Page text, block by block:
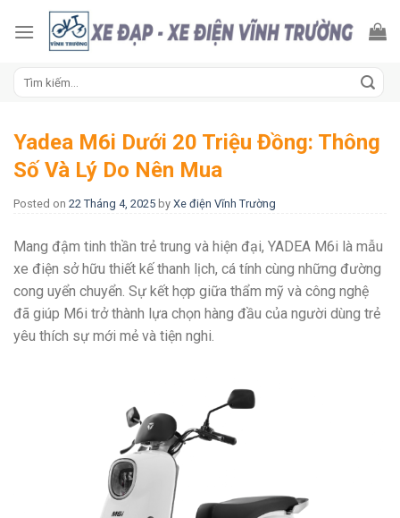
Yadea M6i Dưới 20 Triệu Đồng: Thông
Số Và Lý Do Nên Mua
Posted on 22 Tháng 4, 2025 by Xe điện Vĩnh Trường
Mang đậm tinh thần trẻ trung và hiện đại, YADEA M6i là mẫu
xe điện sở hữu thiết kế thanh lịch, cá tính cùng những đường
cong uyển chuyển. Sự kết hợp giữa thẩm mỹ và công nghệ
đã giúp M6i trở thành lựa chọn hàng đầu của người dùng trẻ
yêu thích sự mới mẻ và tiện nghi.